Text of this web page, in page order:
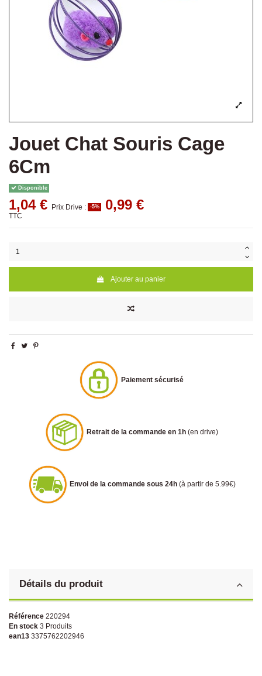
Jouet Chat Souris Cage
6Cm
Disponible
1,04 € Prix Drive : -5% 0,99 €
TTC
Ajouter au panier
Paiement sécurisé
Retrait de la commande en 1h (en drive)
Envoi de la commande sous 24h (à partir de 5.99€)
Détails du produit
Référence 220294
En stock 3 Produits
ean13 3375762202946